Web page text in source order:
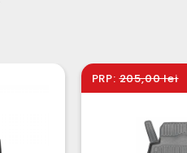
PRP:205,00 lei